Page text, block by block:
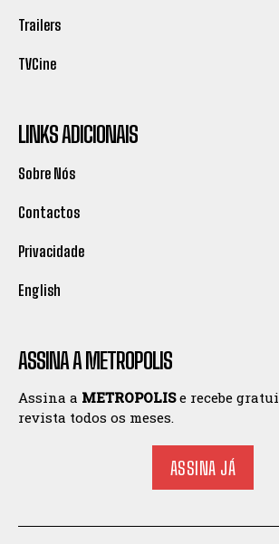
Trailers
TVCine
LINKS ADICIONAIS
Sobre Nós
Contactos
Privacidade
English
ASSINA A METROPOLIS
Assina a METROPOLISe recebe
revista todos os meses.
ASSINA JÁ